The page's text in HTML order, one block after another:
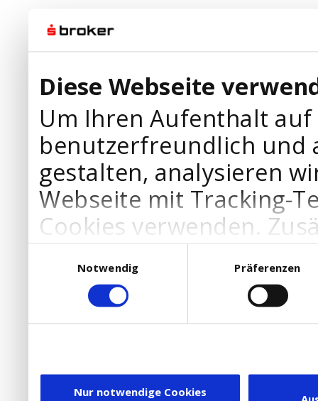
Diese Webseite
Um Ihren Aufenthalt
benutzerfreundlich und
gestalten, analysieren
Webseite mit Tracking-
Cookies verwenden.
Werbepartner
Ihre Bedürfnisse
die Verwendung von
DSGVO.
Dienstleister in die USA
Notwendig
Präferenzen
Nur notwendige Cookies